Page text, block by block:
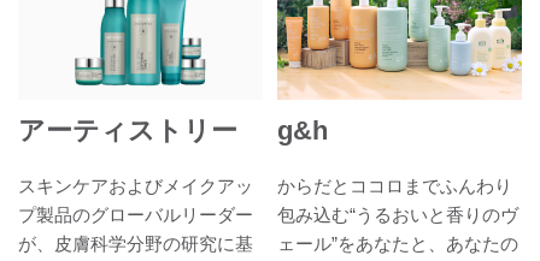
アーティストリー
スキンケアおよびメイクアッ
プ製品のグローバルリーダー
が、皮膚科学分野の研究に基
g&h
からだとココロまでふんわり
包み込む“うるおいと香りのヴ
ェール”をあなたと、あなたの